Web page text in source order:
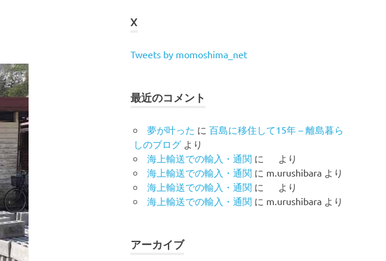
X
Tweets by momoshima_net
最近のコメント
夢が叶った に 百島に移住して15年 – 離島暮ら
しのブログ より
海上輸送での輸入・通関 に
より
海上輸送での輸入・通関 に m.urushibara より
海上輸送での輸入・通関 に
より
海上輸送での輸入・通関 に m.urushibara より
アーカイブ